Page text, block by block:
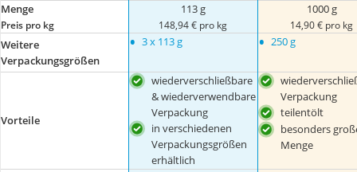
Menge
Preis pro kg
113 g
148,94 € pro kg
1000 g
14,90 € pro kg
Weitere
Verpackungsgrößen
• 3 x 113 g • 250 g
Vorteile
wiederverschließbare
& wiederverwendbare
Verpackung
in verschiedenen
Verpackungsgrößen
erhältlich
Verpackung
teilentölt
besonders
Menge